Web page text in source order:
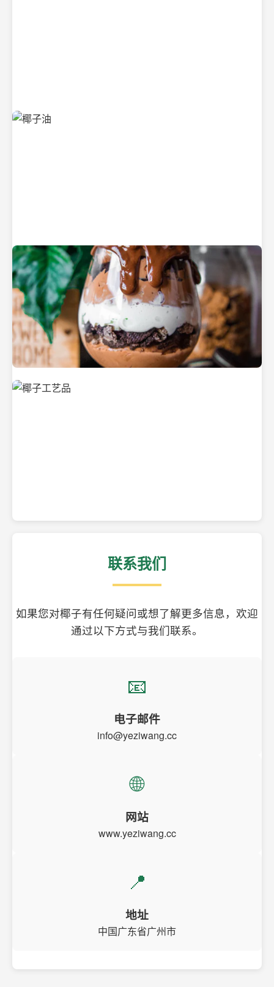
清凉解渴的椰子水
纯净的初榨椰子油
美味的椰子食品
联系我们
如果您对椰子有任何疑问或想了解更多信息，欢迎
通过以下方式与我们联系。
📧
电子邮件
info@yeziwang.cc
🌐
网站
www.yeziwang.cc
📍
地址
中国广东省广州市